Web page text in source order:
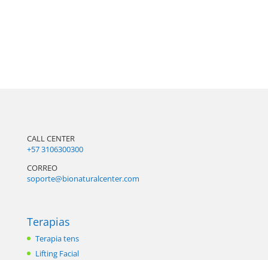
CALL CENTER
+57 3106300300
CORREO
soporte@bionaturalcenter.com
Terapias
Terapia tens
Lifting Facial